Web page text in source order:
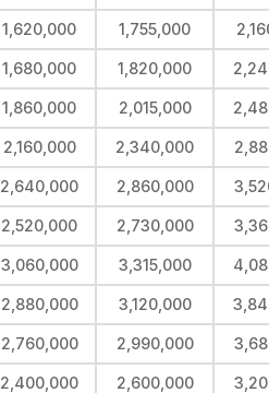
1,620,000 1,755,000
1,680,000 1,820,000
1,860,000 2,015,000
2,160,000 2,340,000
2,640,000 2,860,000
2,520,000 2,730,000
3,060,000 3,315,000
2,880,000 3,120,000
2,760,000 2,990,000
2,400,000 2,600,000